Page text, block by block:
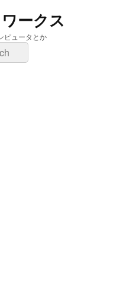
ークス
ピュータとか